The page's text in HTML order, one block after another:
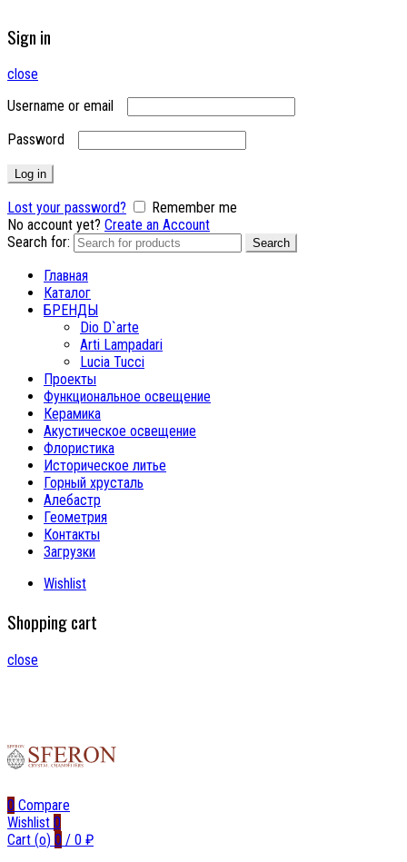
Sign in
close
Username or email
Password
Log in
Lost your password?
Remember me
No account yet? Create an Account
Search for:
Search
Главная
Каталог
БРЕНДЫ
Dio D`arte
Arti Lampadari
Lucia Tucci
Проекты
Функциональное освещение
Керамика
Акустическое освещение
Флористика
Историческое литье
Горный хрусталь
Алебастр
Геометрия
Контакты
Загрузки
Wishlist
Shopping cart
close
0 Compare
Wishlist 0
Cart (o) 0 / 0 ₽